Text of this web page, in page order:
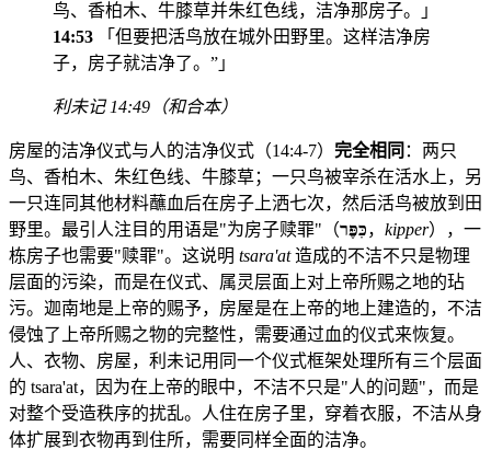
鸟、香柏木、牛膝草并朱红色线，洁净那房子。」
14:53 「但要把活鸟放在城外田野里。这样洁净房
子，房子就洁净了。”」
利未记 14:49（和合本）
房屋的洁净仪式与人的洁净仪式（14:4-7） 完全相同 ：两只
鸟、香柏木、朱红色线、牛膝草；一只鸟被宰杀在活水上，另
一只连同其他材料蘸血后在房子上洒七次，然后活鸟被放到田
野里。最引人注目的用语是"为房子赎罪"（כִּפֶּר， kipper），一
栋房子也需要"赎罪"。这说明 tsara'at造成的不洁不只是物理
层面的污染，而是在仪式、属灵层面上对上帝所赐之地的玷
污。迦南地是上帝的赐予，房屋是在上帝的地上建造的，不洁
侵蚀了上帝所赐之物的完整性，需要通过血的仪式来恢复。
人、衣物、房屋，利未记用同一个仪式框架处理所有三个层面
的 tsara'at，因为在上帝的眼中，不洁不只是"人的问题"，而是
对整个受造秩序的扰乱。人住在房子里，穿着衣服，不洁从身
体扩展到衣物再到住所，需要同样全面的洁净。